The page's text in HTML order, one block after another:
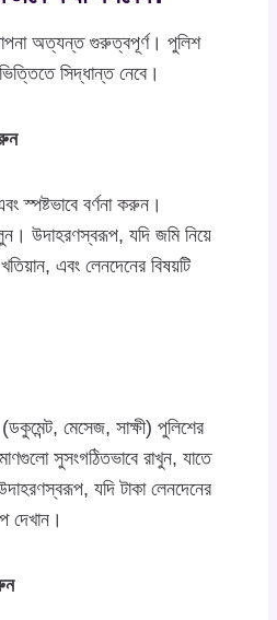
অত্যন্ত গুরুত্বপূর্ণ। পুলিশ
সিদ্ধান্ত নেবে।
স্পষ্টভাবে বর্ণনা করুন।
উদাহরণস্বরূপ, যদি জমি নিয়ে
এবং লেনদেনের বিষয়টি
মেসেজ, সাক্ষী) পুলিশের
সুসংগঠিতভাবে রাখুন, যাতে
যদি টাকা লেনদেনের
দেখান।